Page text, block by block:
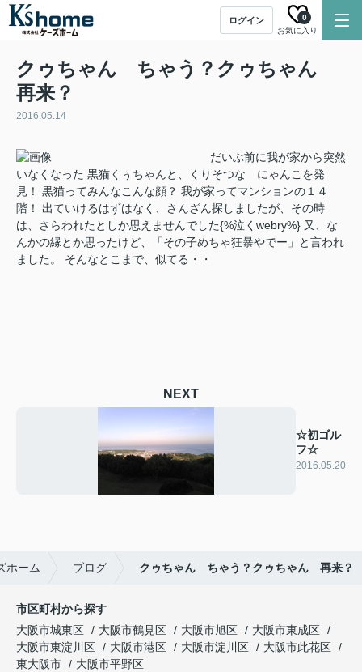
ログイン
お気に入り
0
クゥちゃん ちゃう？クゥちゃん
再来？
2016.05.14
だいぶ前に我が家から突然
いなくなった 黒猫くぅちゃんと、くりそつな にゃんこを発
見！ 黒猫ってみんなこんな顔？ 我が家ってマンションの１４
階！ 出ていけるはずはなく、さんざん探しましたが、その時
は、さらわれたとしか思えませんでした{%泣くwebry%} 又、な
んかの縁とか思ったけど、「その子めちゃ狂暴やでー」と言われ
ました。 そんなとこまで、似てる・・
NEXT
☆初ゴル
フ☆
2016.05.20
ホーム ブログ クゥちゃん ちゃう？クゥちゃん 再来？
市区町村から探す
大阪市城東区
大阪市鶴見区 大阪市旭区
大阪市東成区
大阪市東淀川区
大阪市港区 大阪市淀川区
大阪市此花区
東大阪市
大阪市平野区